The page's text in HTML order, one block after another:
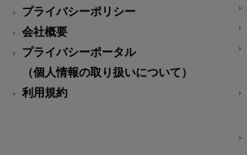
プライバシーポリシー
会社概要
プライバシーポータル
（個人情報の取り扱いについて）
利用規約